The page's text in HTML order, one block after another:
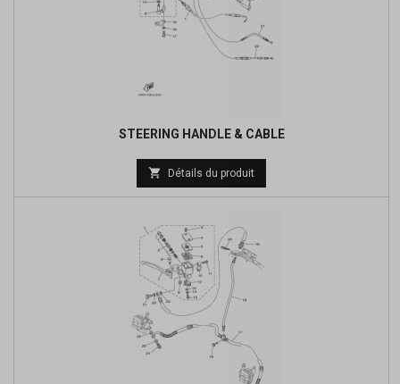
STEERING HANDLE & CABLE
Prix
de
 Détails du produit